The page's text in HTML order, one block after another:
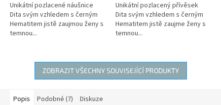
Unikátní pozlacené náušnice
Dita svým vzhledem s černým
Hematitem jistě zaujmou ženy s
temnou...
Unikátní pozlacený přívěsek
Dita svým vzhledem s černým
Hematitem jistě zaujme ženy s
temnou...
ZOBRAZIT VŠECHNY SOUVISEJÍCÍ PRODUKTY
Popis Podobné (7) Diskuze